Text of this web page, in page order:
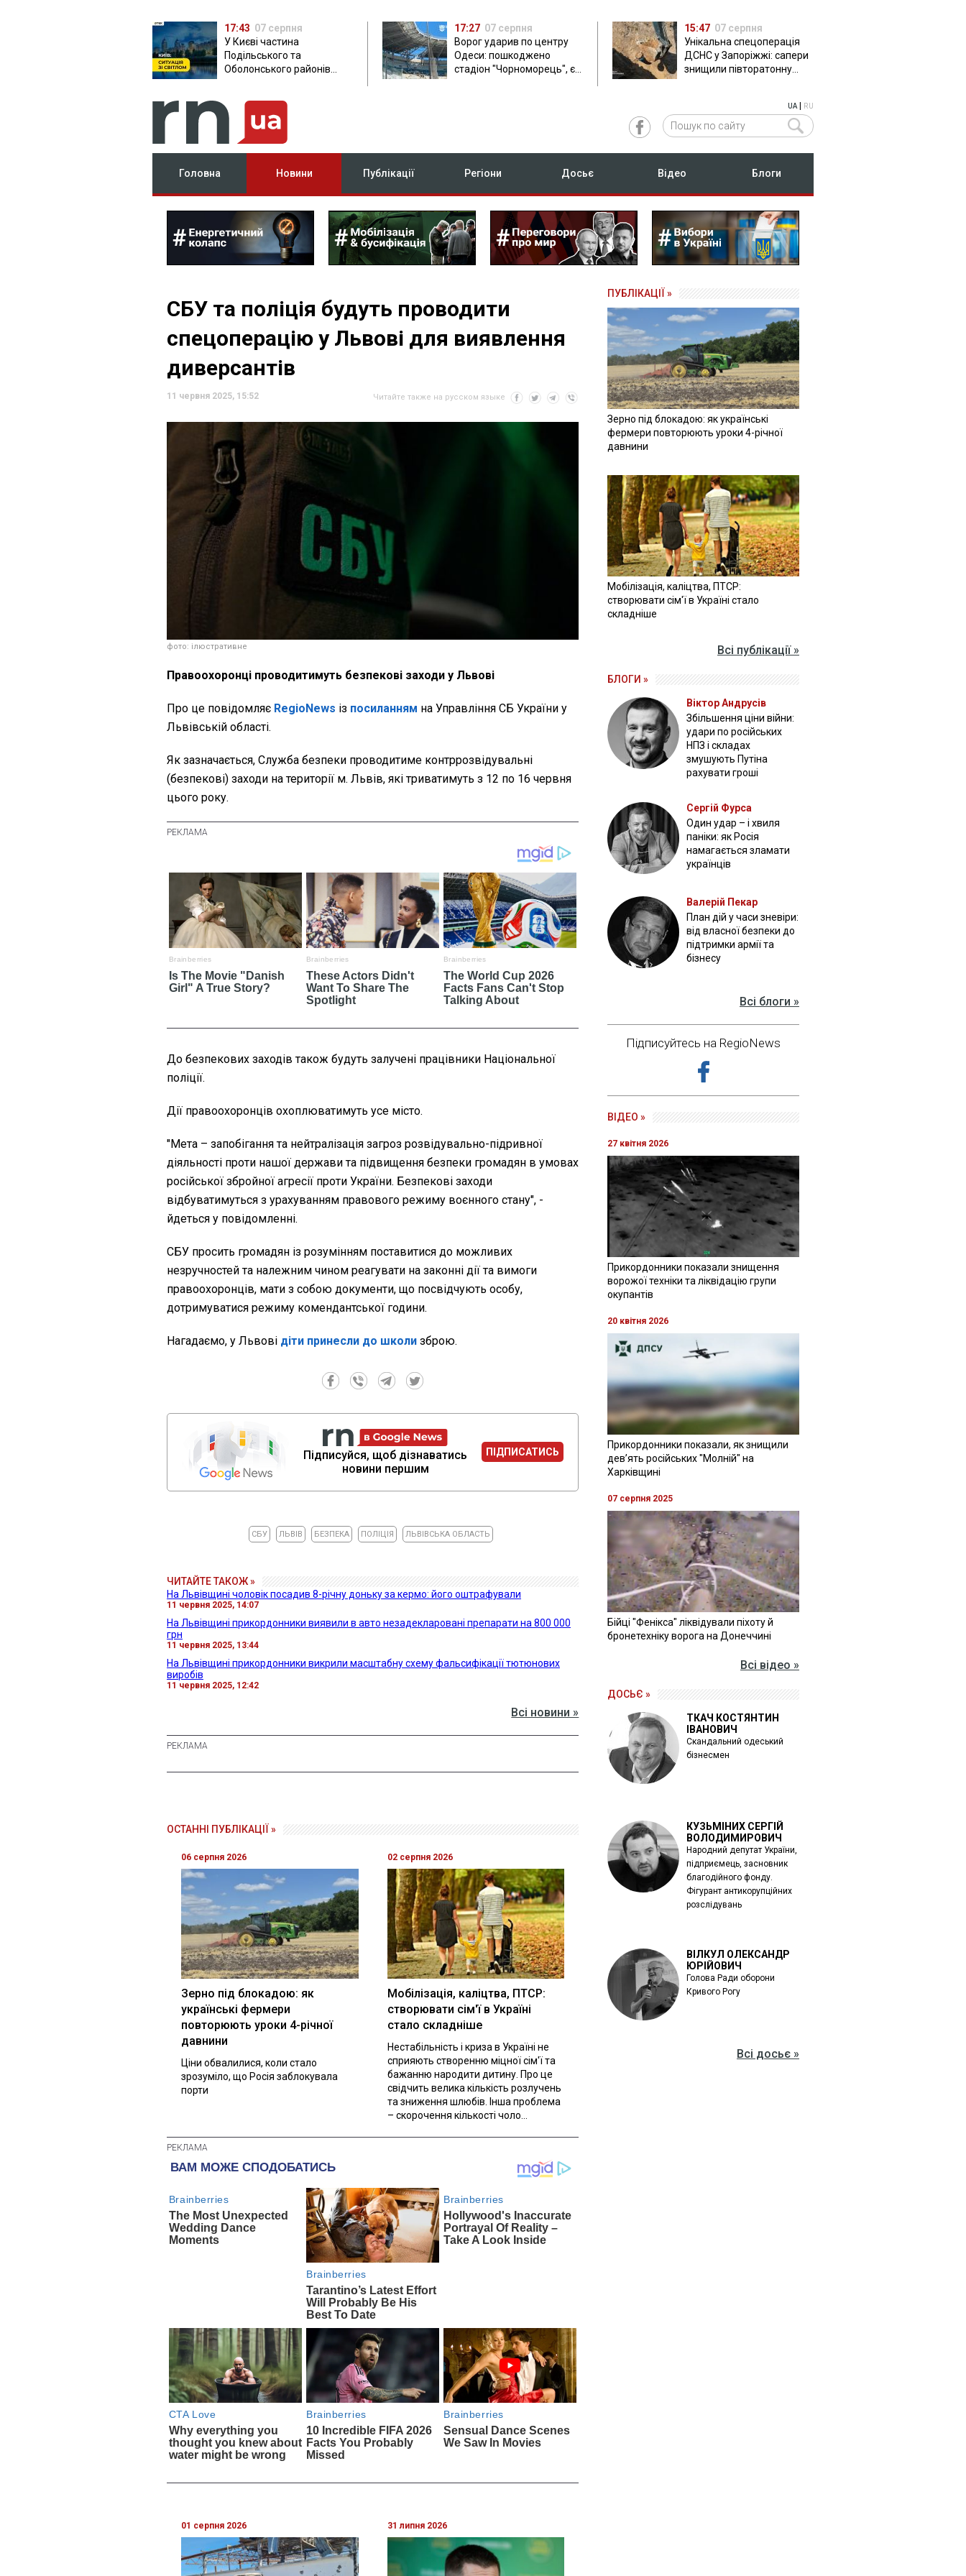
17:43 07 серпня
У Києві частина
Подільського та
Оболонського районів
17:27 07 серпня
Ворог ударив по центру
Одеси: пошкоджено
стадіон "Чорноморець", є
15:47 07 серпня
Унікальна спецоперація
ДСНС у Запоріжжі: сапери
знищили півторатонну
UA| RU
Головна Новини Публікації Регіони Досьє Відео Блоги
СБУ та поліція будуть проводити
спецоперацію у Львові для виявлення
диверсантів
11 червня 2025, 15:52 Читайте также на русском языке
фото: ілюстративне
Правоохоронці проводитимуть безпекові заходи у Львові
Про це повідомляє RegioNews із посиланням на Управління СБ України у
Львівській області.
Як зазначається, Служба безпеки проводитиме контррозвідувальні
(безпекові) заходи на території м. Львів, які триватимуть з 12 по 16 червня
цього року.
До безпекових заходів також будуть залучені працівники Національної
поліції.
Дії правоохоронців охоплюватимуть усе місто.
"Мета – запобігання та нейтралізація загроз розвідувально-підривної
діяльності проти нашої держави та підвищення безпеки громадян в умовах
російської збройної агресії проти України. Безпекові заходи
відбуватимуться з урахуванням правового режиму воєнного стану", -
йдеться у повідомленні.
СБУ просить громадян із розумінням поставитися до можливих
незручностей та належним чином реагувати на законні дії та вимоги
правоохоронців, мати з собою документи, що посвідчують особу,
дотримуватися режиму комендантської години.
Нагадаємо, у Львові діти принесли до школи зброю.
Підписуйся, щоб дізнаватись
новини першим
ПІДПИСАТИСЬ
СБУ ЛЬВІВ БЕЗПЕКА ПОЛІЦІЯ ЛЬВІВСЬКА ОБЛАСТЬ
ЧИТАЙТЕ ТАКОЖ »
На Львівщині чоловік посадив 8-річну доньку за кермо: його оштрафували
11 червня 2025, 14:07
На Львівщині прикордонники виявили в авто незадекларовані препарати на 800 000
грн
11 червня 2025, 13:44
На Львівщині прикордонники викрили масштабну схему фальсифікації тютюнових
виробів
11 червня 2025, 12:42
Всі новини »
ОСТАННІ ПУБЛІКАЦІЇ »
06 серпня 2026
Зерно під блокадою: як
українські фермери
повторюють уроки 4-річної
давнини
Ціни обвалилися, коли стало
зрозуміло, що Росія заблокувала
порти
02 серпня 2026
Мобілізація, каліцтва, ПТСР:
створювати сім'ї в Україні
стало складніше
Нестабільність і криза в Україні не
сприяють створенню міцної сім'ї та
бажанню народити дитину. Про це
свідчить велика кількість розлучень
та зниження шлюбів. Інша проблема
– скорочення кількості чоло...
01 серпня 2026 31 липня 2026
ПУБЛІКАЦІЇ »
Зерно під блокадою: як українські
фермери повторюють уроки 4-річної
давнини
Мобілізація, каліцтва, ПТСР:
створювати сім'ї в Україні стало
складніше
Всі публікації »
БЛОГИ »
Віктор Андрусів
Збільшення ціни війни:
удари по російських
НПЗ і складах
змушують Путіна
рахувати гроші
Сергій Фурса
Один удар – і хвиля
паніки: як Росія
намагається зламати
українців
Валерій Пекар
План дій у часи зневіри:
від власної безпеки до
підтримки армії та
бізнесу
Всі блоги »
Підписуйтесь на RegioNews
ВІДЕО »
27 квітня 2026
Прикордонники показали знищення
ворожої техніки та ліквідацію групи
окупантів
20 квітня 2026
Прикордонники показали, як знищили
девʼять російських "Молній" на
Харківщині
07 серпня 2025
Бійці "Фенікса" ліквідували піхоту й
бронетехніку ворога на Донеччині
Всі відео »
ДОСЬЄ »
ТКАЧ КОСТЯНТИН
ІВАНОВИЧ
Скандальний одеський
бізнесмен
КУЗЬМІНИХ СЕРГІЙ
ВОЛОДИМИРОВИЧ
Народний депутат України,
підприємець, засновник
благодійного фонду.
Фігурант антикорупційних
розслідувань
ВІЛКУЛ ОЛЕКСАНДР
ЮРІЙОВИЧ
Голова Ради оборони
Кривого Рогу
Всі досьє »